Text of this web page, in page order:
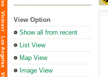
View Option
Show all from recent
List View
Map View
Image View